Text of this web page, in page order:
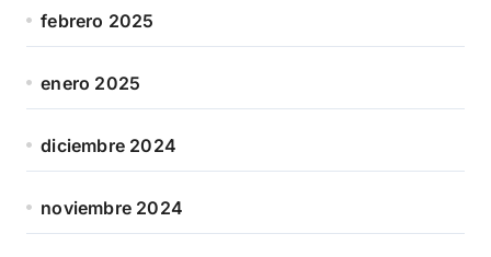
febrero 2025
enero 2025
diciembre 2024
noviembre 2024